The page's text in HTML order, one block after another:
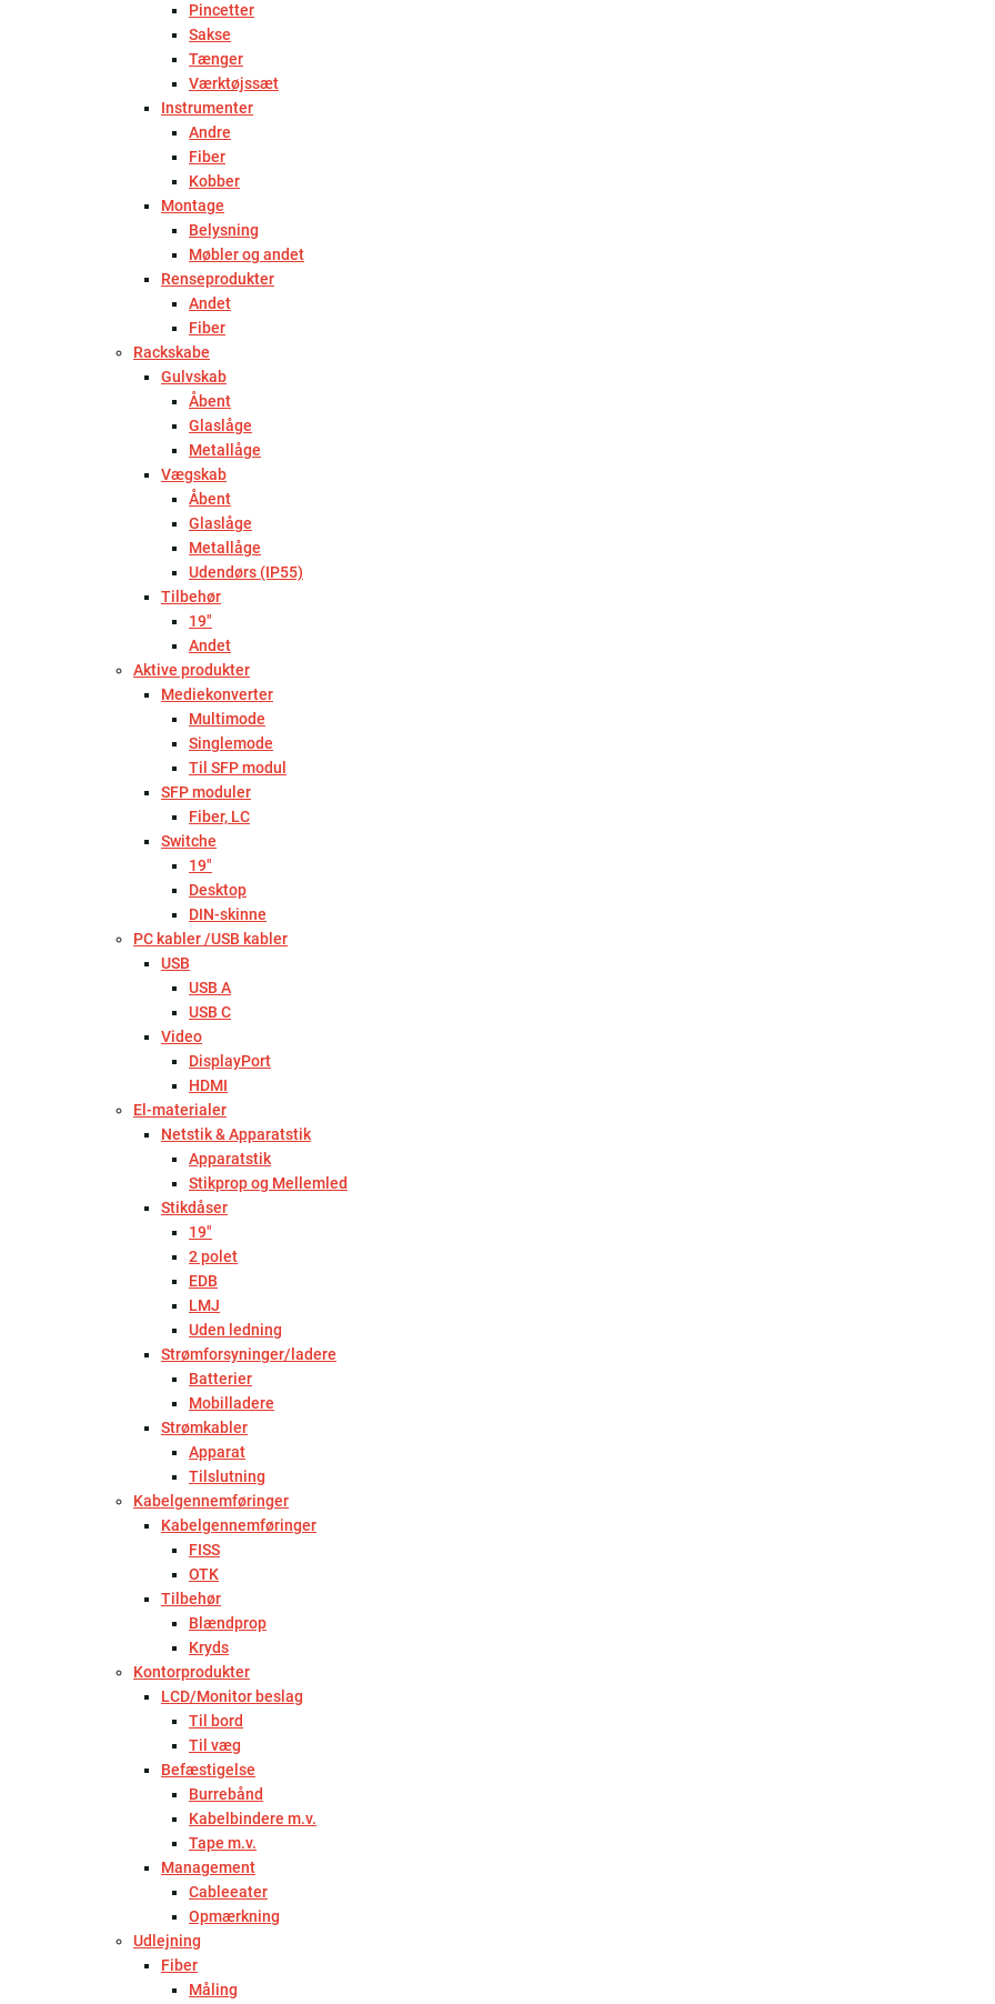
Pincetter
Sakse
Tænger
Værktøjssæt
Instrumenter
Andre
Fiber
Kobber
Montage
Belysning
Møbler og andet
Renseprodukter
Andet
Fiber
Rackskabe
Gulvskab
Åbent
Glaslåge
Metallåge
Vægskab
Åbent
Glaslåge
Metallåge
Udendørs (IP55)
Tilbehør
19"
Andet
Aktive produkter
Mediekonverter
Multimode
Singlemode
Til SFP modul
SFP moduler
Fiber, LC
Switche
19"
Desktop
DIN-skinne
PC kabler /USB kabler
USB
USB A
USB C
Video
DisplayPort
HDMI
El-materialer
Netstik & Apparatstik
Apparatstik
Stikprop og Mellemled
Stikdåser
19"
2 polet
EDB
LMJ
Uden ledning
Strømforsyninger/ladere
Batterier
Mobilladere
Strømkabler
Apparat
Tilslutning
Kabelgennemføringer
Kabelgennemføringer
FISS
OTK
Tilbehør
Blændprop
Kryds
Kontorprodukter
LCD/Monitor beslag
Til bord
Til væg
Befæstigelse
Burrebånd
Kabelbindere m.v.
Tape m.v.
Management
Cableeater
Opmærkning
Udlejning
Fiber
Måling